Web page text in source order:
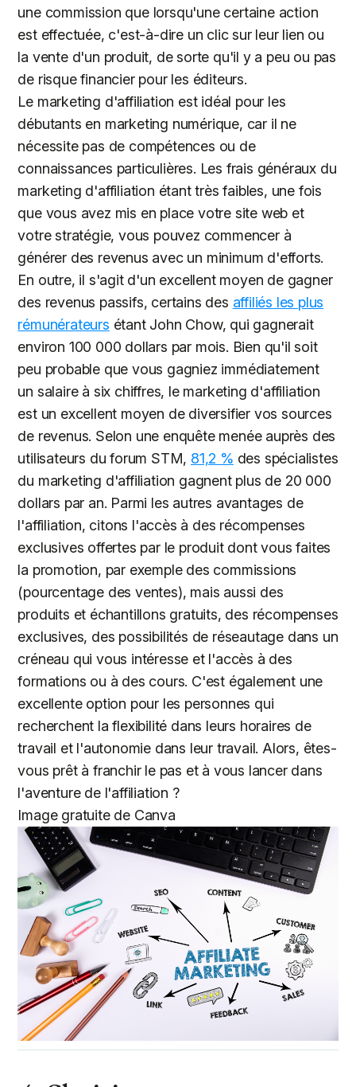
une commission que lorsqu'une certaine action
est effectuée, c'est-à-dire un clic sur leur lien ou
la vente d'un produit, de sorte qu'il y a peu ou pas
de risque financier pour les éditeurs.
Le marketing d'affiliation est idéal pour les
débutants en marketing numérique, car il ne
nécessite pas de compétences ou de
connaissances particulières. Les frais généraux du
marketing d'affiliation étant très faibles, une fois
que vous avez mis en place votre site web et
votre stratégie, vous pouvez commencer à
générer des revenus avec un minimum d'efforts.
En outre, il s'agit d'un excellent moyen de gagner
des revenus passifs, certains des affiliés les plus
rémunérateurs étant John Chow, qui gagnerait
environ 100 000 dollars par mois. Bien qu'il soit
peu probable que vous gagniez immédiatement
un salaire à six chiffres, le marketing d'affiliation
est un excellent moyen de diversifier vos sources
de revenus. Selon une enquête menée auprès des
utilisateurs du forum STM, 81,2 % des spécialistes
du marketing d'affiliation gagnent plus de 20 000
dollars par an. Parmi les autres avantages de
l'affiliation, citons l'accès à des récompenses
exclusives offertes par le produit dont vous faites
la promotion, par exemple des commissions
(pourcentage des ventes), mais aussi des
produits et échantillons gratuits, des récompenses
exclusives, des possibilités de réseautage dans un
créneau qui vous intéresse et l'accès à des
formations ou à des cours. C'est également une
excellente option pour les personnes qui
recherchent la flexibilité dans leurs horaires de
travail et l'autonomie dans leur travail. Alors, êtes-
vous prêt à franchir le pas et à vous lancer dans
l'aventure de l'affiliation ?
Image gratuite de Canva